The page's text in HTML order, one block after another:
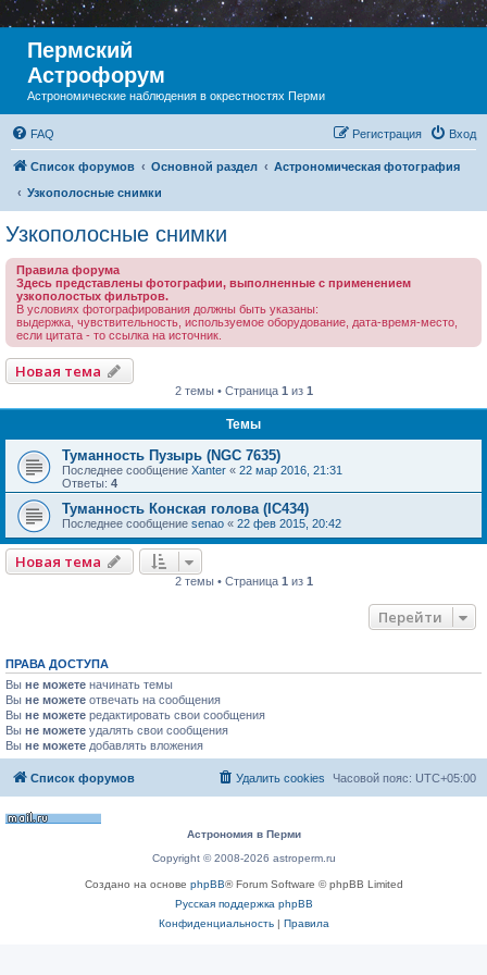
Пермский
Астрофорум
Астрономические наблюдения в окрестностях Перми
FAQ Вход
Регистрация
Список форумов Основной раздел
Астрономическая фотография
Узкополосные снимки
Узкополосные снимки
Правила форума
Здесь представлены фотографии, выполненные с применением
узкополостых фильтров.
В условиях фотографирования должны быть указаны:
выдержка, чувствительность, используемое оборудование, дата-время-место,
если цитата - то ссылка на источник.
Новая тема
2 темы • Страница 1 из 1
Темы
Туманность Пузырь (NGC 7635)
Последнее сообщение Xanter « 22 мар 2016, 21:31
Ответы: 4
Туманность Конская голова (IC434)
Последнее сообщение senao « 22 фев 2015, 20:42
Новая тема
2 темы • Страница 1 из 1
Перейти
ПРАВА ДОСТУПА
Вы не можете начинать темы
Вы не можете отвечать на сообщения
Вы не можете редактировать свои сообщения
Вы не можете удалять свои сообщения
Вы не можете добавлять вложения
Список форумов Часовой пояс: UTC+05:00
Удалить cookies
Астрономия в Перми
Copyright © 2008-2026 astroperm.ru
Создано на основе phpBB® Forum Software © phpBB Limited
Русская поддержка phpBB
Конфиденциальность| Правила